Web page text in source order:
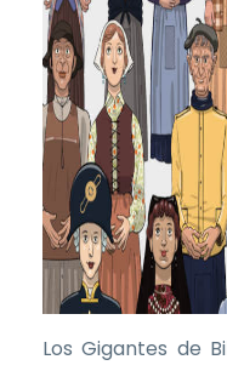
Los Gigantes de